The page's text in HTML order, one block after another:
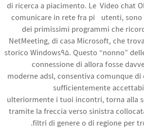
di ricerca a piacimento. Le Video chat
comunicare in rete fra più utenti,
dei primissimi programmi che
NetMeeting, di casa Microsoft, che
storico Windows95. Questo “nonno”
connessione di allora fosse
moderne adsl, consentiva comunque
sufficientemente
ulteriormente i tuoi incontri, torna alla
tramite la freccia verso sinistra
filtri di genere o di regione per